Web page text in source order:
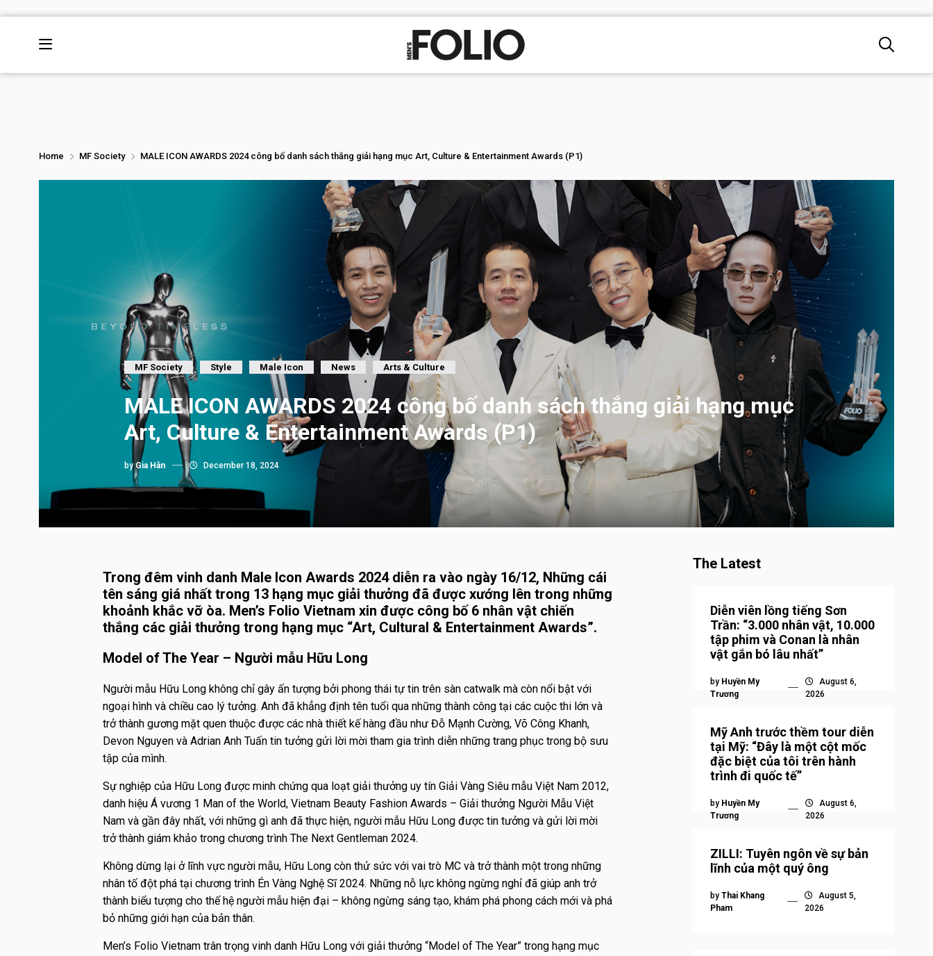
Home MF Society MALE ICON AWARDS 2024 công bố danh sách thắng giải hạng mục Art, Culture & Entertainment Awards (P1)
MF Society Style Male Icon News Arts & Culture
MALE ICON AWARDS 2024 công bố danh sách thắng giải hạng mục
Art, Culture & Entertainment Awards (P1)
by Gia Hân December 18, 2024
Trong đêm vinh danh Male Icon Awards 2024 diễn ra vào ngày 16/12, Những cái
tên sáng giá nhất trong 13 hạng mục giải thưởng đã được xướng lên trong những
khoảnh khắc vỡ òa. Men’s Folio Vietnam xin được công bố 6 nhân vật chiến
thắng các giải thưởng trong hạng mục “Art, Cultural & Entertainment Awards”.
Model of The Year – Người mẫu Hữu Long
Người mẫu Hữu Long không chỉ gây ấn tượng bởi phong thái tự tin trên sàn catwalk mà còn nổi bật với
ngoại hình và chiều cao lý tưởng. Anh đã khẳng định tên tuổi qua những thành công tại các cuộc thi lớn và
trở thành gương mặt quen thuộc được các nhà thiết kế hàng đầu như Đỗ Mạnh Cường, Võ Công Khanh,
Devon Nguyen và Adrian Anh Tuấn tin tưởng gửi lời mời tham gia trình diễn những trang phục trong bộ sưu
tập của mình.
Sự nghiệp của Hữu Long được minh chứng qua loạt giải thưởng uy tín Giải Vàng Siêu mẫu Việt Nam 2012,
danh hiệu Á vương 1 Man of the World, Vietnam Beauty Fashion Awards – Giải thưởng Người Mẫu Việt
Nam và gần đây nhất, với những gì anh đã thực hiện, người mẫu Hữu Long được tin tưởng và gửi lời mời
trở thành giám khảo trong chương trình The Next Gentleman 2024.
Không dừng lại ở lĩnh vực người mẫu, Hữu Long còn thử sức với vai trò MC và trở thành một trong những
nhân tố đột phá tại chương trình Én Vàng Nghệ Sĩ 2024. Những nỗ lực không ngừng nghỉ đã giúp anh trở
thành biểu tượng cho thế hệ người mẫu hiện đại – không ngừng sáng tạo, khám phá phong cách mới và phá
bỏ những giới hạn của bản thân.
Men’s Folio Vietnam trân trọng vinh danh Hữu Long với giải thưởng “Model of The Year” trong hạng mục
The Latest
Diễn viên lồng tiếng Sơn
Trần: “3.000 nhân vật, 10.000
tập phim và Conan là nhân
vật gắn bó lâu nhất”
by Huyền My
Trương
August 6,
2026
Mỹ Anh trước thềm tour diễn
tại Mỹ: “Đây là một cột mốc
đặc biệt của tôi trên hành
trình đi quốc tế”
by Huyền My
Trương
August 6,
2026
ZILLI: Tuyên ngôn về sự bản
lĩnh của một quý ông
by Thai Khang
Pham
August 5,
2026